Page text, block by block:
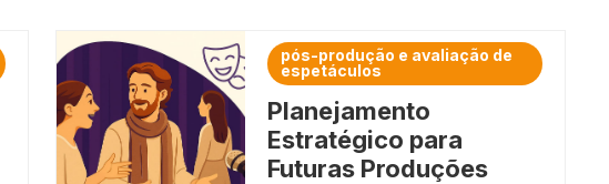
pós-produção e avaliação de
espetáculos
Planejamento
Estratégico para
Futuras Produções